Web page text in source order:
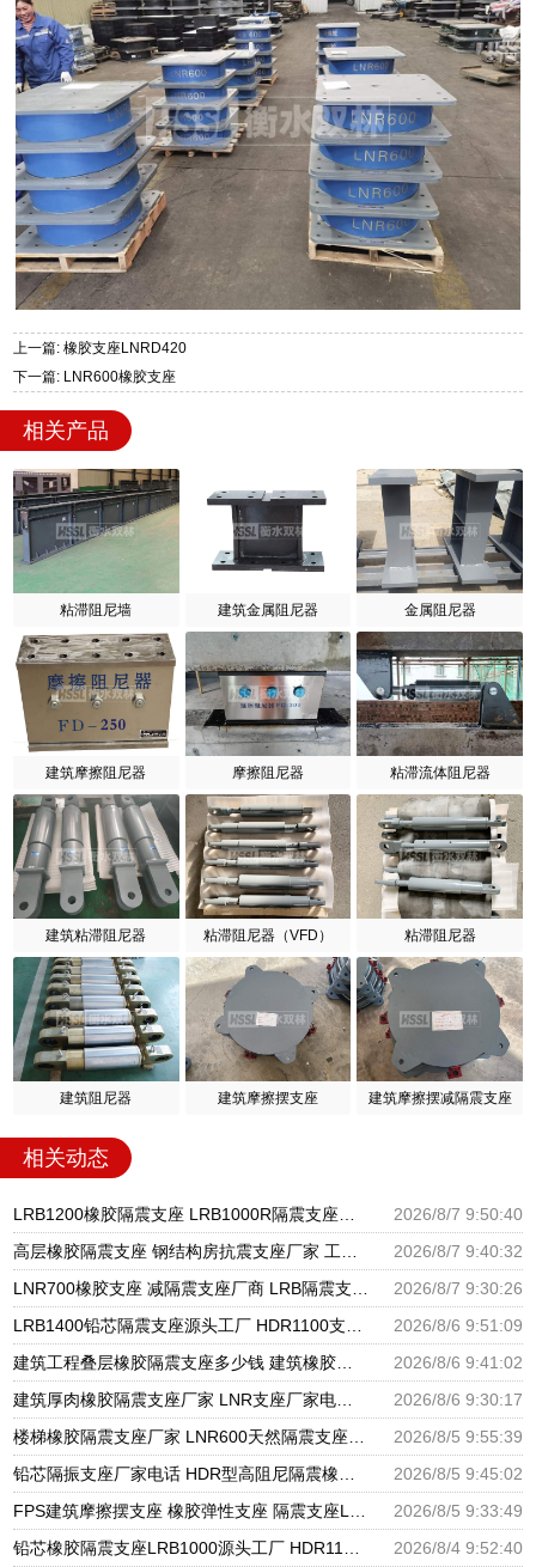
上一篇: 橡胶支座LNRD420
下一篇: LNR600橡胶支座
相关产品
粘滞阻尼墙 建筑金属阻尼器 金属阻尼器
建筑摩擦阻尼器 摩擦阻尼器 粘滞流体阻尼器
建筑粘滞阻尼器 粘滞阻尼器（VFD） 粘滞阻尼器
建筑阻尼器 建筑摩擦摆支座 建筑摩擦摆减隔震支座
相关动态
2026/8/7 9:50:40
2026/8/7 9:40:32
2026/8/7 9:30:26
2026/8/6 9:51:09
2026/8/6 9:41:02
2026/8/6 9:30:17
2026/8/5 9:55:39
2026/8/5 9:45:02
2026/8/5 9:33:49
2026/8/4 9:52:40